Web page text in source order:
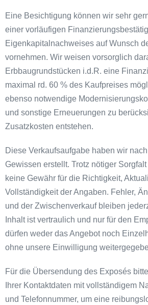
Eine Besichtigung können wir sehr
einer vorläufigen
Eigenkapitalnachweises auf Wunsch
vornehmen. Wir weisen vorsorglich
Erbbaugrundstücken i.d.R. eine
maximal rd. 60 % des Kaufpreises
ebenso notwendige
und sonstige Erneuerungen zu
Zusatzkosten entstehen.
Diese Verkaufsaufgabe haben wir
Gewissen erstellt. Trotz nötiger
keine Gewähr für die Richtigkeit,
Vollständigkeit der Angaben. Fehler,
und der Zwischenverkauf bleiben
Inhalt ist vertraulich und nur für den
dürfen weder das Angebot noch
ohne unsere Einwilligung
Für die Übersendung des Exposés
Ihrer Kontaktdaten mit vollständigem
und Telefonnummer, um eine